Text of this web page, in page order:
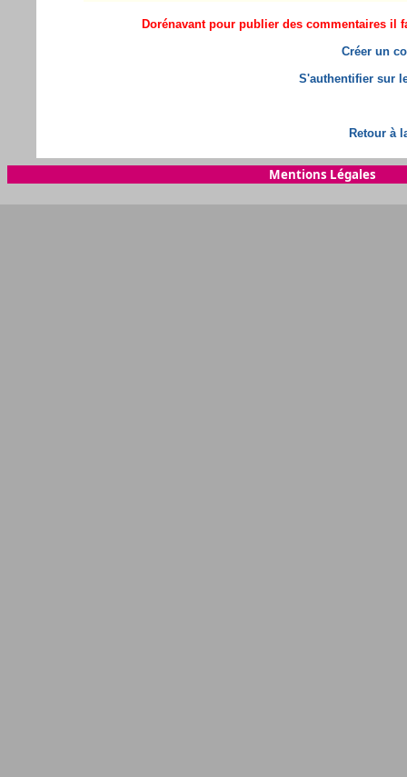
Dorénavant pour publier des commentaires il
Créer un
S'authentifier sur
Retour à
Mentions Légales